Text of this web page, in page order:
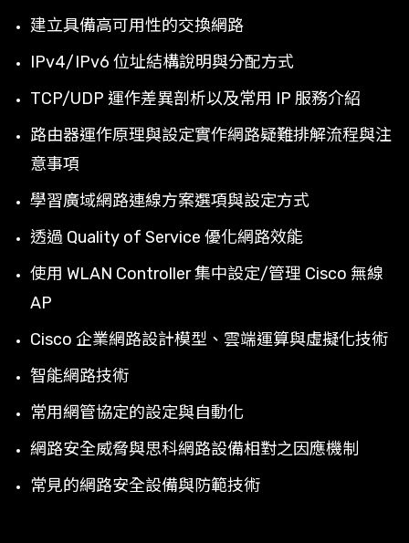
建立具備高可用性的交換網路
IPv4/IPv6 位址結構說明與分配方式
TCP/UDP 運作差異剖析以及常用 IP 服務介紹
路由器運作原理與設定實作網路疑難排解流程與注
意事項
學習廣域網路連線方案選項與設定方式
透過 Quality of Service 優化網路效能
使用 WLAN Controller 集中設定/管理 Cisco 無線
AP
Cisco 企業網路設計模型、雲端運算與虛擬化技術
智能網路技術
常用網管協定的設定與自動化
網路安全威脅與思科網路設備相對之因應機制
常見的網路安全設備與防範技術